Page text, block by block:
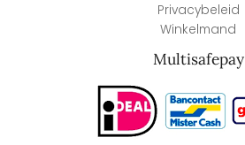
Privacybeleid
Winkelmand
Multisafepay